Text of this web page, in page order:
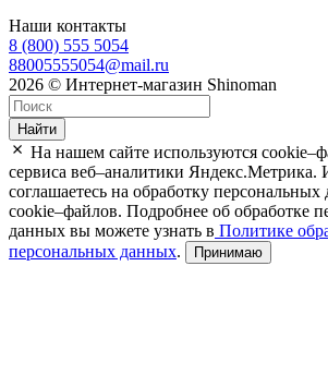
Наши контакты
8 (800) 555 5054
88005555054@mail.ru
2026 © Интернет-магазин Shinoman
Найти
На нашем сайте используются
сервиса веб–аналитики Яндекс.Метрика.
соглашаетесь на обработку
cookie–файлов. Подробнее об обработке
данных вы можете узнать в Политике
персональных данных. Принимаю